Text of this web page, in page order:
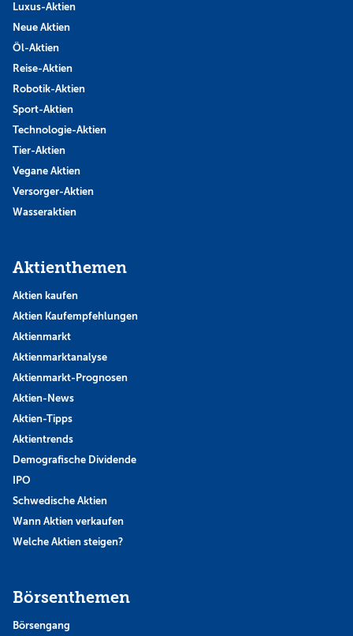
Luxus-Aktien
Neue Aktien
Öl-Aktien
Reise-Aktien
Robotik-Aktien
Sport-Aktien
Technologie-Aktien
Tier-Aktien
Vegane Aktien
Versorger-Aktien
Wasseraktien
Aktienthemen
Aktien kaufen
Aktien Kaufempfehlungen
Aktienmarkt
Aktienmarktanalyse
Aktienmarkt-Prognosen
Aktien-News
Aktien-Tipps
Aktientrends
Demografische Dividende
IPO
Schwedische Aktien
Wann Aktien verkaufen
Welche Aktien steigen?
Börsenthemen
Börsengang